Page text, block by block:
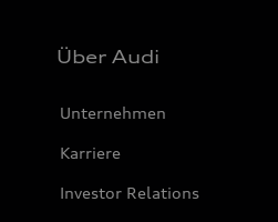
Über Audi
Unternehmen
Karriere
Investor Relations